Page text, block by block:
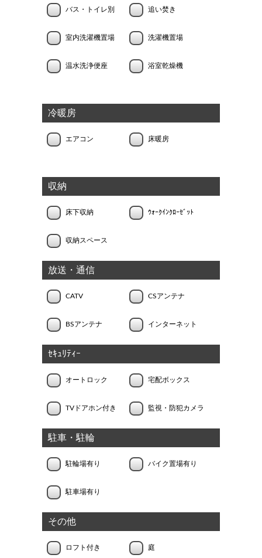
バス・トイレ別 追い焚き
室内洗濯機置場 洗濯機置場
温水洗浄便座 浴室乾燥機
冷暖房
エアコン 床暖房
収納
床下収納 ｳｫｰｸｲﾝｸﾛｰｾﾞｯﾄ
収納スペース
放送・通信
CATV CSアンテナ
BSアンテナ インターネット
ｾｷｭﾘﾃｨｰ
オートロック 宅配ボックス
TVドアホン付き 監視・防犯カメラ
駐車・駐輪
駐輪場有り バイク置場有り
駐車場有り
その他
ロフト付き 庭